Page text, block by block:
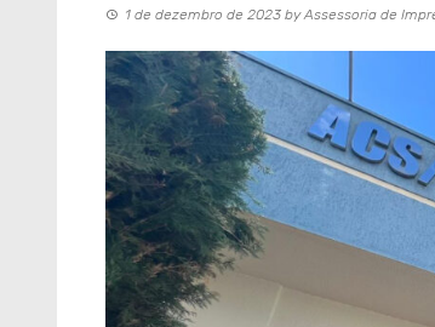
1 de dezembro de 2023 byAssessoria de